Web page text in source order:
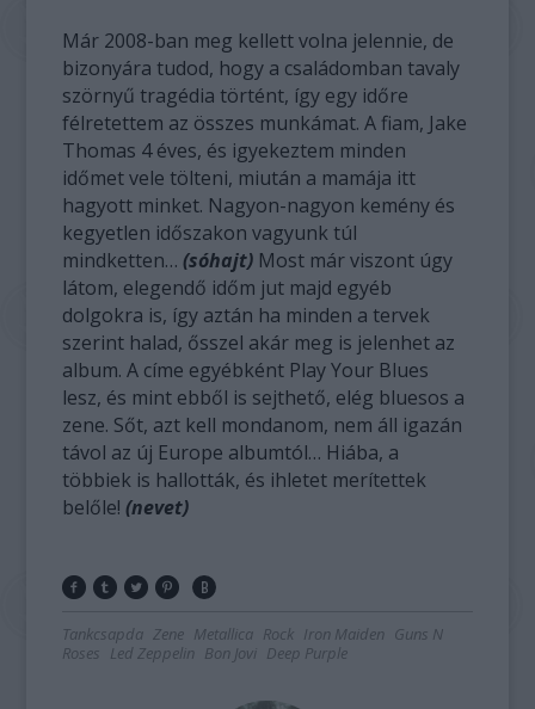
Már 2008-ban meg kellett volna jelennie, de
bizonyára tudod, hogy a családomban tavaly
szörnyű tragédia történt, így egy időre
félretettem az összes munkámat. A fiam, Jake
Thomas 4 éves, és igyekeztem minden
időmet vele tölteni, miután a mamája itt
hagyott minket. Nagyon-nagyon kemény és
kegyetlen időszakon vagyunk túl
mindketten…(sóhajt) Most már viszont úgy
látom, elegendő időm jut majd egyéb
dolgokra is, így aztán ha minden a tervek
szerint halad, ősszel akár meg is jelenhet az
album. A címe egyébként Play Your Blues
lesz, és mint ebből is sejthető, elég bluesos a
zene. Sőt, azt kell mondanom, nem áll igazán
távol az új Europe albumtól… Hiába, a
többiek is hallották, és ihletet merítettek
belőle!(nevet)
Tankcsapda Zene Metallica Rock Iron Maiden Guns N
Roses Led Zeppelin Bon Jovi Deep Purple